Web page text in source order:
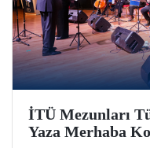
İTÜ Mezunları
Yaza Merhaba